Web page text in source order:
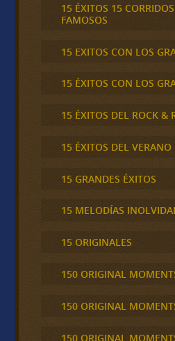
15 ÉXITOS 15
FAMOSOS
15 EXITOS CON LOS
15 ÉXITOS CON LOS
15 ÉXITOS DEL ROCK &
15 ÉXITOS DEL VERANO
15 GRANDES ÉXITOS
15 MELODÍAS
15 ORIGINALES
150 ORIGINAL
150 ORIGINAL
150 ORIGINAL